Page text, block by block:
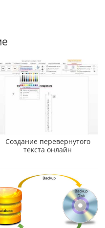
Создание перевернутого
текста онлайн